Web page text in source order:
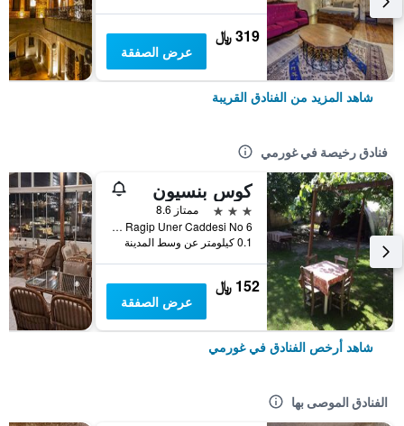
319 ﷼
عرض الصفقة
شاهد المزيد من الفنادق القريبة
فنادق رخيصة في غورمي
كوس بنسيون
3 نجوم
ممتاز 8.6
Saglik Sokak Ragip Uner Caddesi No 6, غورمي, تركيا
0.1 كيلومتر عن وسط المدينة
152 ﷼
عرض الصفقة
شاهد أرخص الفنادق في غورمي
الفنادق الموصى بها